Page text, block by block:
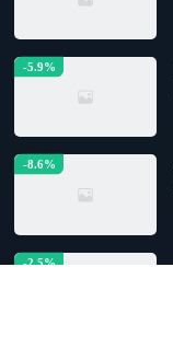
-37.0%
-5.9%